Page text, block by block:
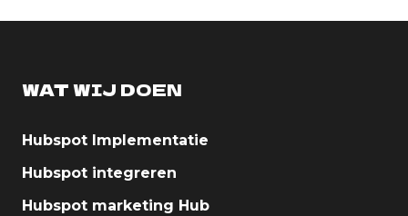
WAT WIJ DOEN
Hubspot Implementatie
Hubspot integreren
Hubspot marketing Hub